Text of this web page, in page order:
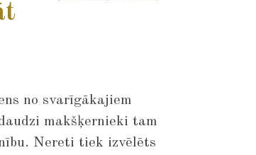
no svarīgākajiem
makšķernieki tam
Nereti tiek izvēlēts